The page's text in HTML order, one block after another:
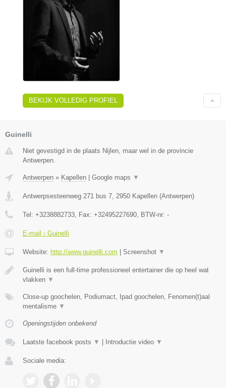
BEKIJK VOLLEDIG PROFIEL
Guinelli
Niet gevestigd in de plaats Nijlen, maar wel in de provincie
Antwerpen.
Antwerpen » Kapellen Google maps ▼
Antwerpsesteenweg 271 bus 7 2950 Kapellen (Antwerpen)
Tel: +3238882733 , Fax: +32495227690 , BTW-nr: -
E-mail › Guinelli
Website: http://www.guinelli.com Screenshot ▼
Guinelli is een full-time professioneel entertainer die op heel wat
vlakken ▼
Close-up goochelen, Podiumact, Ipad goochelen, Fenomen(t)aal
mentalisme ▼
Openingstijden onbekend
Laatste facebook posts ▼ Introductie video ▼
Sociale media: